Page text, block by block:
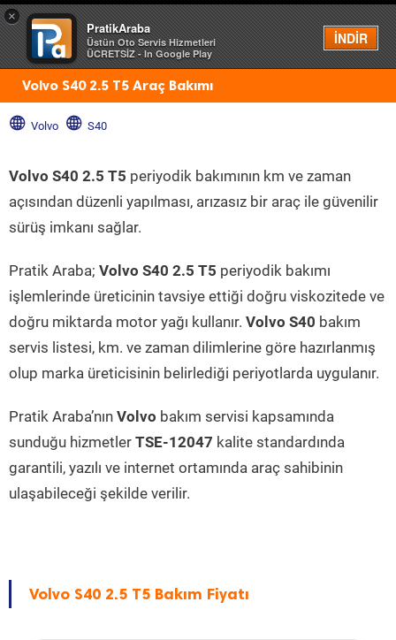
×
PratikAraba
Üstün Oto Servis Hizmetleri
ÜCRETSİZ - In Google Play
İNDİR
Menü
Volvo S40 2.5 T5 Araç Bakımı
Volvo S40
Volvo S40 2.5 T5 periyodik bakımının km ve zaman
açısından düzenli yapılması, arızasız bir araç ile güvenilir
sürüş imkanı sağlar.
Pratik Araba; Volvo S40 2.5 T5 periyodik bakımı
işlemlerinde üreticinin tavsiye ettiği doğru viskozitede ve
doğru miktarda motor yağı kullanır. Volvo S40 bakım
servis listesi, km. ve zaman dilimlerine göre hazırlanmış
olup marka üreticisinin belirlediği periyotlarda uygulanır.
Pratik Araba’nın Volvo bakım servisi kapsamında
sunduğu hizmetler TSE-12047 kalite standardında
garantili, yazılı ve internet ortamında araç sahibinin
ulaşabileceği şekilde verilir.
Volvo S40 2.5 T5 Bakım Fiyatı